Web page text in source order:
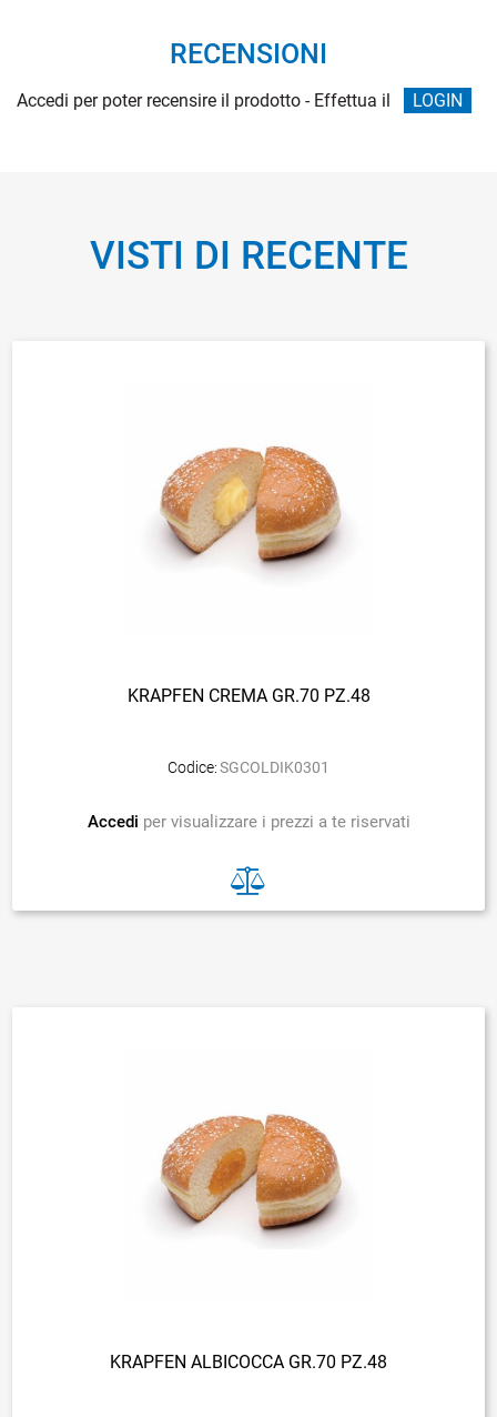
RECENSIONI
Accedi per poter recensire il prodotto - Effettua il LOGIN
VISTI DI RECENTE
KRAPFEN CREMA GR.70 PZ.48
Codice: SGCOLDIK0301
Accedi per visualizzare i prezzi a te riservati
KRAPFEN ALBICOCCA GR.70 PZ.48